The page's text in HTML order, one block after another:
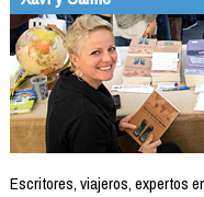
Escritores, viajeros, expertos